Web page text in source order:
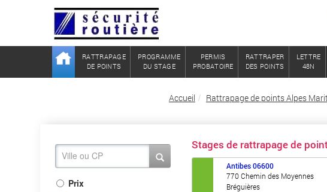
RATTRAPAGE
DE POINTS
PROGRAMME
DU STAGE
PERMIS
PROBATOIRE
RATTRAPER
DES POINTS
LETTRE
48N
Accueil Rattrapage de points Alpes
Prix
Stages de rattrapage de
Antibes 06600
770 Chemin des Moyennes
Bréguières